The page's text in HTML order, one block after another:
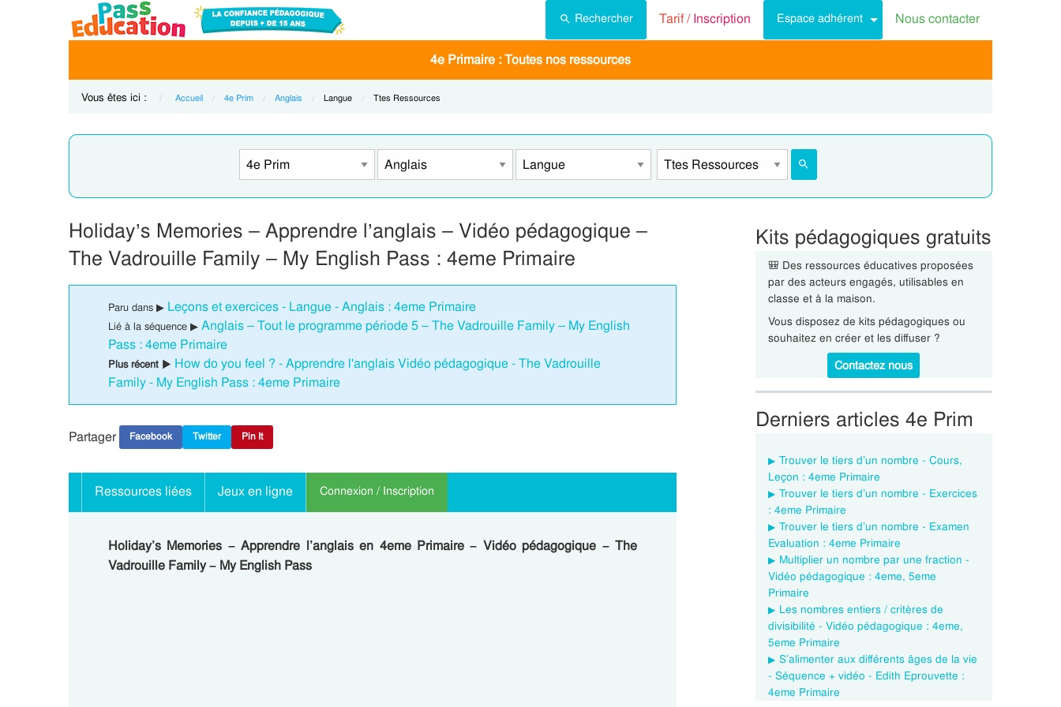
Rechercher Tarif /Inscription Espace adhérent Nous contacter
4e Primaire : Toutes nos ressources
Vous êtes ici : Accueil 4e Prim Anglais Current:
Langue Current:
Ttes Ressources
Holiday’s Memories – Apprendre l’anglais – Vidéo pédagogique –
The Vadrouille Family – My English Pass : 4eme Primaire
Paru dans ▶ Leçons et exercices - Langue - Anglais : 4eme Primaire
Lié à la séquence ▶ Anglais – Tout le programme période 5 – The Vadrouille Family – My English
Pass : 4eme Primaire
Plus récent ▶ How do you feel ? - Apprendre l'anglais Vidéo pédagogique - The Vadrouille
Family - My English Pass : 4eme Primaire
Partager Facebook Twitter Pin It
Ressources liées Jeux en ligne Connexion / Inscription
Holiday’s Memories – Apprendre l’anglais en 4eme Primaire – Vidéo pédagogique – The
Vadrouille Family – My English Pass
Kits pédagogiques gratuits
🎒 Des ressources éducatives proposées
par des acteurs engagés, utilisables en
classe et à la maison.
Vous disposez de kits pédagogiques ou
souhaitez en créer et les diffuser ?
Contactez nous
Derniers articles 4e Prim
Trouver le tiers d’un nombre - Cours,
Leçon : 4eme Primaire
Trouver le tiers d’un nombre - Exercices
: 4eme Primaire
Trouver le tiers d’un nombre - Examen
Evaluation : 4eme Primaire
Multiplier un nombre par une fraction -
Vidéo pédagogique : 4eme, 5eme
Primaire
Les nombres entiers / critères de
divisibilité - Vidéo pédagogique : 4eme,
5eme Primaire
S’alimenter aux différents âges de la vie
- Séquence + vidéo - Edith Eprouvette :
4eme Primaire